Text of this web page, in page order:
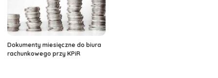
Dokumenty miesięczne do biura
rachunkowego przy KPiR